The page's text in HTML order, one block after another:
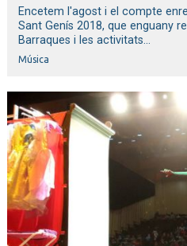
Encetem l'agost i el compte
Sant Genís 2018, que enguany
Barraques i les activitats...
Música